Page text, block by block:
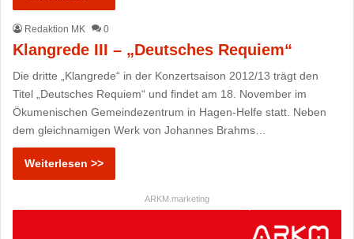
Redaktion MK 0
Klangrede III – „Deutsches Requiem“
Die dritte „Klangrede“ in der Konzertsaison 2012/13 trägt den
Titel „Deutsches Requiem“ und findet am 18. November im
Ökumenischen Gemeindezentrum in Hagen-Helfe statt. Neben
dem gleichnamigen Werk von Johannes Brahms…
Weiterlesen >>
ARKM.marketing